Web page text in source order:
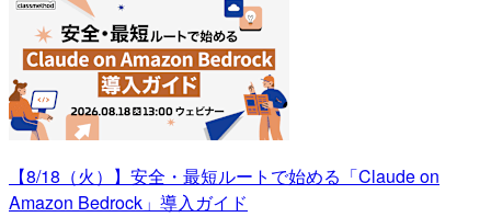
【8/18（火）】安全・最短ルートで始める「Claude on
Amazon Bedrock」導入ガイド